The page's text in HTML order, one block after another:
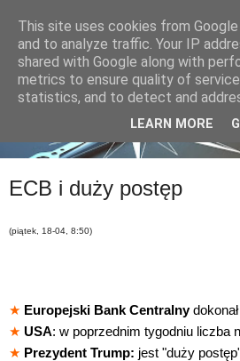
ECB i duży postęp
(piątek, 18-04, 8:50)
★ Europejski Bank Centralny
★ USA: w poprzednim tygodniu liczba
★ Prezydent Trump: jest "duży
This site uses cookies from
and to analyze traffic. Your IP
shared with Google along with
metrics to ensure quality of
statistics, and to detect and
LEARN MORE